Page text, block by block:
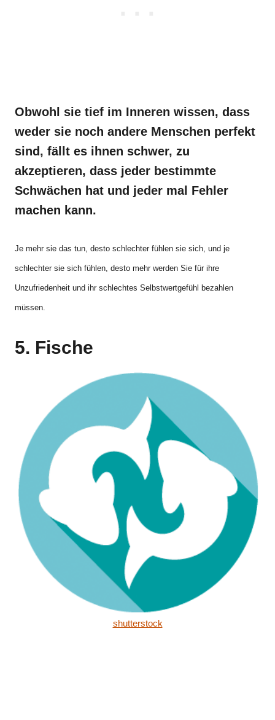
Obwohl sie tief im Inneren wissen, dass
weder sie noch andere Menschen perfekt
sind, fällt es ihnen schwer, zu
akzeptieren, dass jeder bestimmte
Schwächen hat und jeder mal Fehler
machen kann.
Je mehr sie das tun, desto schlechter fühlen sie sich, und je
schlechter sie sich fühlen, desto mehr werden Sie für ihre
Unzufriedenheit und ihr schlechtes Selbstwertgefühl bezahlen
müssen.
5. Fische
shutterstock